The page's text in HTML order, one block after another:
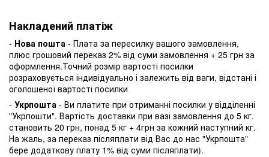
Накладений платіж
- Нова пошта - Плата за пересилку вашого замовлення,
плюс грошовий переказ 2% від суми замовлення + 25 грн за
оформлення.Точний розмір вартості посилки
розраховується індивідуально і залежить від ваги, відстані і
оголошеної вартості посилки
- Укрпошта - Ви платите при отриманні посилки у відділенні
"Укрпошти". Вартість доставки при вазі замовлення до 5 кг.
становить 20 грн, понад 5 кг + 4грн за кожний наступний кг.
На жаль, за переказ післяплати від Вас до нас "Укрпошта"
бере додаткову плату 1% від суми післяплати).